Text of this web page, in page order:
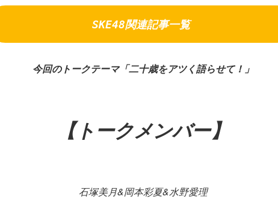
SKE48関連記事一覧
今回のトークテーマ「二十歳をアツく語らせて！」
【トークメンバー】
石塚美月&岡本彩夏&水野愛理